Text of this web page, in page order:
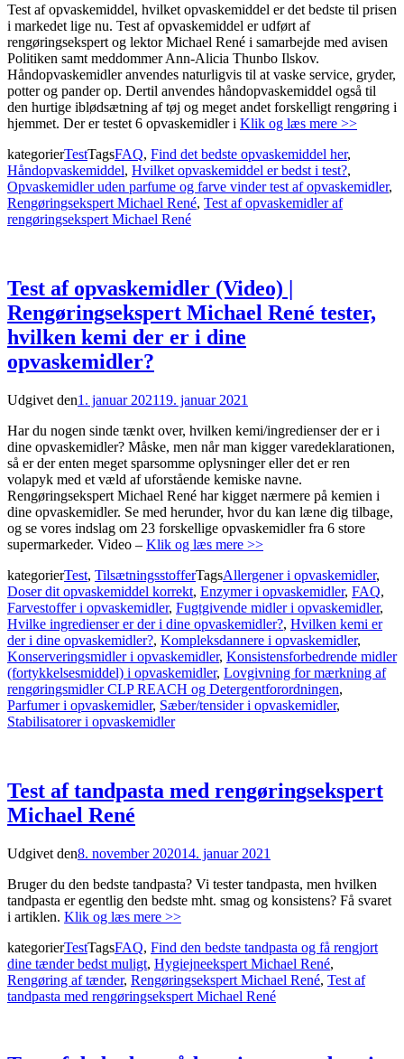
Test af opvaskemiddel, hvilket opvaskemiddel er det bedste til prisen
i markedet lige nu. Test af opvaskemiddel er udført af
rengøringsekspert og lektor Michael René i samarbejde med avisen
Politiken samt meddommer Ann-Alicia Thunbo Ilskov.
Håndopvaskemidler anvendes naturligvis til at vaske service, gryder,
potter og pander op. Dertil anvendes håndopvaskemiddel også til
den hurtige iblødsætning af tøj og meget andet forskelligt rengøring i
hjemmet. Der er testet 6 opvaskemidler i Klik og læs mere >>
kategorierTestTagsFAQ, Find det bedste opvaskemiddel her,
Håndopvaskemiddel, Hvilket opvaskemiddel er bedst i test?,
Opvaskemidler uden parfume og farve vinder test af opvaskemidler,
Rengøringsekspert Michael René, Test af opvaskemidler af
rengøringsekspert Michael René
Test af opvaskemidler (Video) |
Rengøringsekspert Michael René tester,
hvilken kemi der er i dine
opvaskemidler?
Udgivet den1. januar 202119. januar 2021
Har du nogen sinde tænkt over, hvilken kemi/ingredienser der er i
dine opvaskemidler? Måske, men når man kigger varedeklarationen,
så er der enten meget sparsomme oplysninger eller det er ren
volapyk med et væld af uforstående kemiske navne.
Rengøringsekspert Michael René har kigget nærmere på kemien i
dine opvaskemidler. Se med herunder, hvor du kan læne dig tilbage,
og se vores indslag om 23 forskellige opvaskemidler fra 6 store
supermarkeder. Video – Klik og læs mere >>
kategorierTest, TilsætningsstofferTagsAllergener i opvaskemidler,
Doser dit opvaskemiddel korrekt, Enzymer i opvaskemidler, FAQ,
Farvestoffer i opvaskemidler, Fugtgivende midler i opvaskemidler,
Hvilke ingredienser er der i dine opvaskemidler?, Hvilken kemi er
der i dine opvaskemidler?, Kompleksdannere i opvaskemidler,
Konserveringsmidler i opvaskemidler, Konsistensforbedrende midler
(fortykkelsesmiddel) i opvaskemidler, Lovgivning for mærkning af
rengøringsmidler CLP REACH og Detergentforordningen,
Parfumer i opvaskemidler, Sæber/tensider i opvaskemidler,
Stabilisatorer i opvaskemidler
Test af tandpasta med rengøringsekspert
Michael René
Udgivet den8. november 202014. januar 2021
Bruger du den bedste tandpasta? Vi tester tandpasta, men hvilken
tandpasta er egentlig den bedste mht. smag og konsistens? Få svaret
i artiklen. Klik og læs mere >>
kategorierTestTagsFAQ, Find den bedste tandpasta og få rengjort
dine tænder bedst muligt, Hygiejneekspert Michael René,
Rengøring af tænder, Rengøringsekspert Michael René, Test af
tandpasta med rengøringsekspert Michael René